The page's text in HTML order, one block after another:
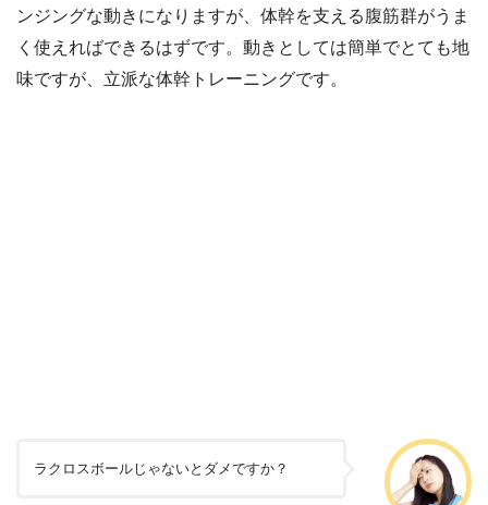
ンジングな動きになりますが、体幹を支える腹筋群がうま
く使えればできるはずです。動きとしては簡単でとても地
味ですが、立派な体幹トレーニングです。
ラクロスボールじゃないとダメですか？